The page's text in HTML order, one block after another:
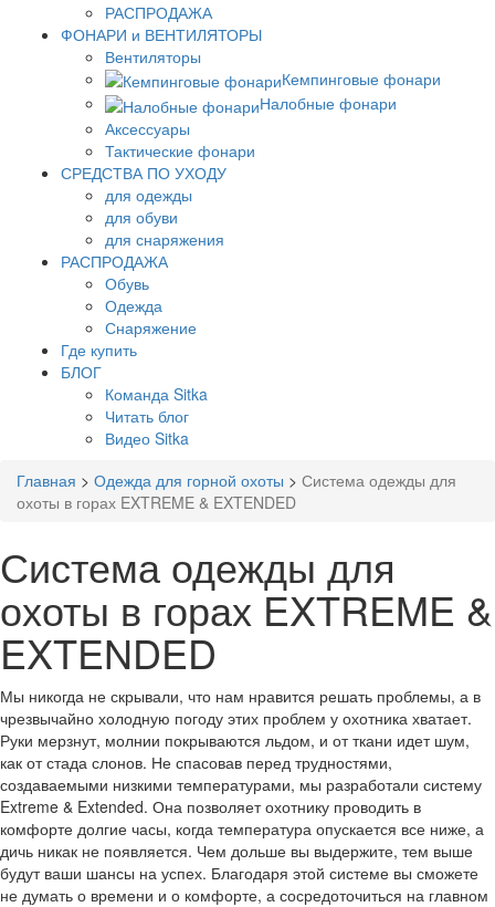
РАСПРОДАЖА
ФОНАРИ и ВЕНТИЛЯТОРЫ
Вентиляторы
Кемпинговые фонари
Налобные фонари
Аксессуары
Тактические фонари
СРЕДСТВА ПО УХОДУ
для одежды
для обуви
для снаряжения
РАСПРОДАЖА
Обувь
Одежда
Снаряжение
Где купить
БЛОГ
Команда Sitka
Читать блог
Видео Sitka
Главная > Одежда для горной охоты > Система одежды для
охоты в горах EXTREME & EXTENDED
Система одежды для
охоты в горах EXTREME &
EXTENDED
Мы никогда не скрывали, что нам нравится решать проблемы, а в
чрезвычайно холодную погоду этих проблем у охотника хватает.
Руки мерзнут, молнии покрываются льдом, и от ткани идет шум,
как от стада слонов. Не спасовав перед трудностями,
создаваемыми низкими температурами, мы разработали систему
Extreme & Extended. Она позволяет охотнику проводить в
комфорте долгие часы, когда температура опускается все ниже, а
дичь никак не появляется. Чем дольше вы выдержите, тем выше
будут ваши шансы на успех. Благодаря этой системе вы сможете
не думать о времени и о комфорте, а сосредоточиться на главном